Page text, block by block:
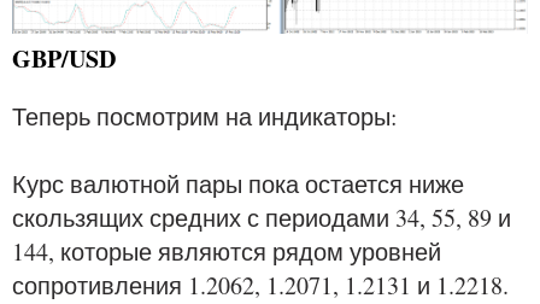
GBP/USD
Теперь посмотрим на индикаторы:
Курс валютной пары пока остается ниже
скользящих средних с периодами 34, 55, 89 и
144, которые являются рядом уровней
сопротивления 1.2062, 1.2071, 1.2131 и 1.2218.